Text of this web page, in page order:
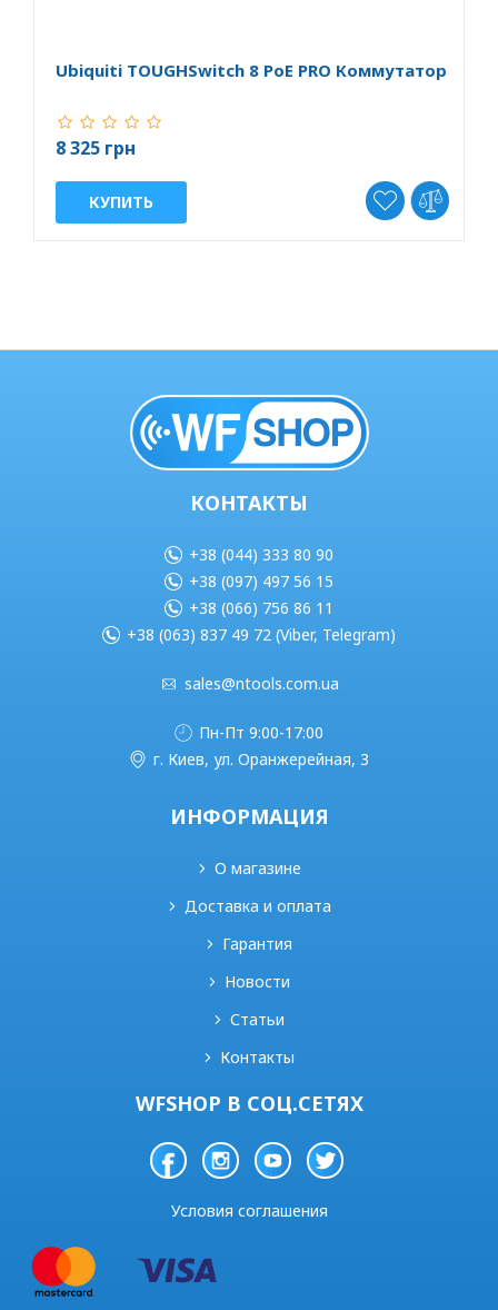
Ubiquiti TOUGHSwitch 8 PoE PRO Коммутатор
8 325 грн
КУПИТЬ
КОНТАКТЫ
+38 (044) 333 80 90
+38 (097) 497 56 15
+38 (066) 756 86 11
+38 (063) 837 49 72 (Viber, Telegram)
sales@ntools.com.ua
Пн-Пт 9:00-17:00
г. Киев, ул. Оранжерейная, 3
ИНФОРМАЦИЯ
О магазине
Доставка и оплата
Гарантия
Новости
Статьи
Контакты
WFSHOP В СОЦ.СЕТЯХ
Условия соглашения